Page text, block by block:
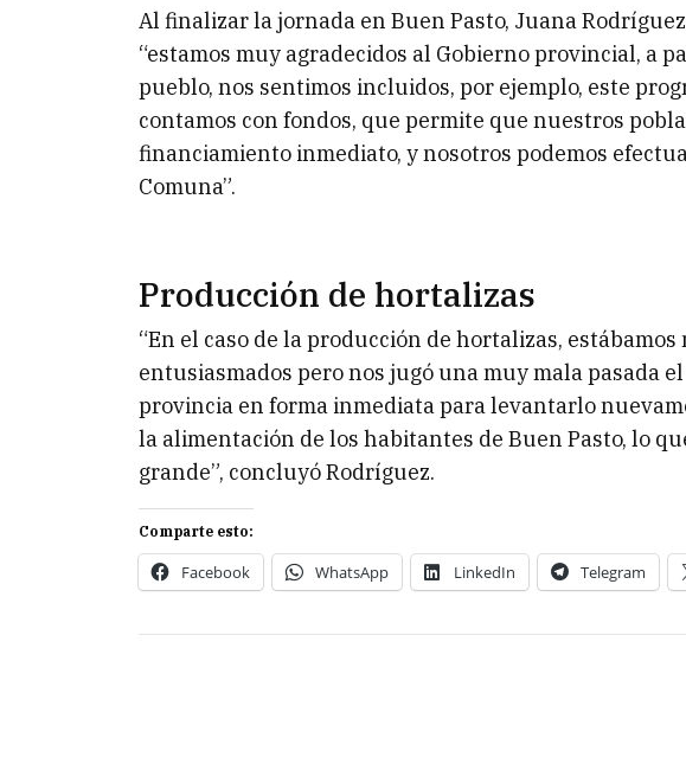
Al finalizar la jornada en Buen Pasto, Juana
“estamos muy agradecidos al Gobierno provincial, a
pueblo, nos sentimos incluidos, por ejemplo, este
contamos con fondos, que permite que nuestros
financiamiento inmediato, y nosotros podemos
Comuna”.
Producción de hortalizas
“En el caso de la producción de hortalizas,
entusiasmados pero nos jugó una muy mala pasada
provincia en forma inmediata para levantarlo
la alimentación de los habitantes de Buen Pasto, lo
grande”, concluyó Rodríguez.
Comparte esto:
Facebook WhatsApp LinkedIn Telegram